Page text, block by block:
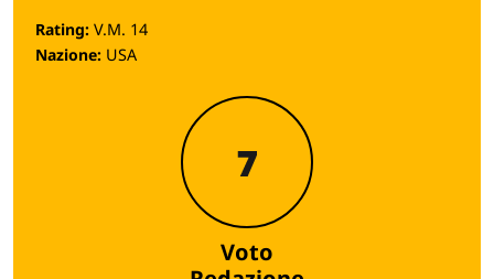
Rating: V.M. 14
Nazione: USA
7
Voto